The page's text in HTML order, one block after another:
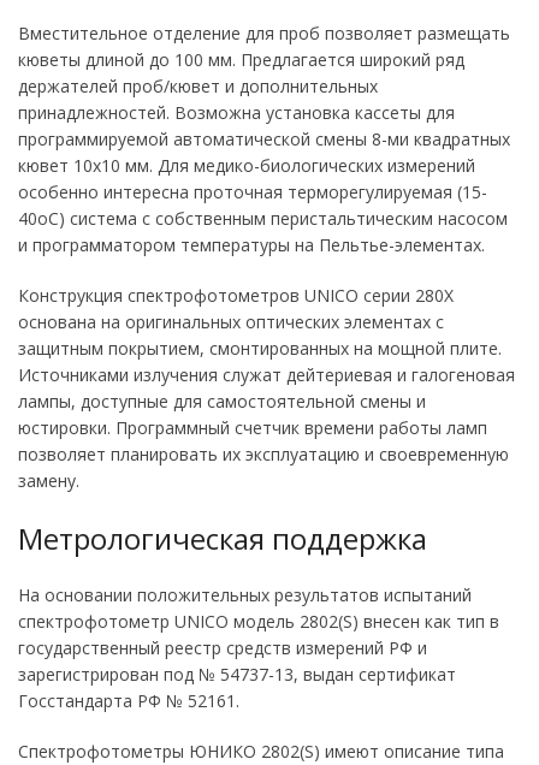
Вместительное отделение для проб позволяет размещать
кюветы длиной до 100 мм. Предлагается широкий ряд
держателей проб/кювет и дополнительных
принадлежностей. Возможна установка кассеты для
программируемой автоматической смены 8-ми квадратных
кювет 10х10 мм. Для медико-биологических измерений
особенно интересна проточная терморегулируемая (15-
40оС) система с собственным перистальтическим насосом
и программатором температуры на Пельтье-элементах.
Конструкция спектрофотометров UNICO серии 280Х
основана на оригинальных оптических элементах с
защитным покрытием, смонтированных на мощной плите.
Источниками излучения служат дейтериевая и галогеновая
лампы, доступные для самостоятельной смены и
юстировки. Программный счетчик времени работы ламп
позволяет планировать их эксплуатацию и своевременную
замену.
Метрологическая поддержка
На основании положительных результатов испытаний
спектрофотометр UNICO модель 2802(S) внесен как тип в
государственный реестр средств измерений РФ и
зарегистрирован под № 54737-13, выдан сертификат
Госстандарта РФ № 52161.
Спектрофотометры ЮНИКО 2802(S) имеют описание типа